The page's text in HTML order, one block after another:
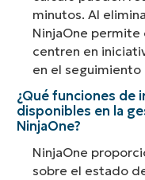
minutos. Al
NinjaOne permite
centren en
en el
¿Qué funciones de
disponibles en la
NinjaOne?
NinjaOne
sobre el estado